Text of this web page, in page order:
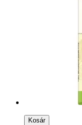
Kosár